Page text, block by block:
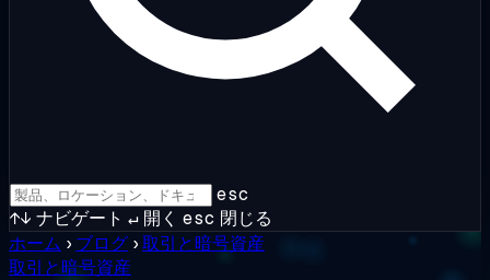
esc
↑↓ ナビゲート ↵ 開く esc 閉じる
ホーム › ブログ ›取引と暗号資産
取引と暗号資産